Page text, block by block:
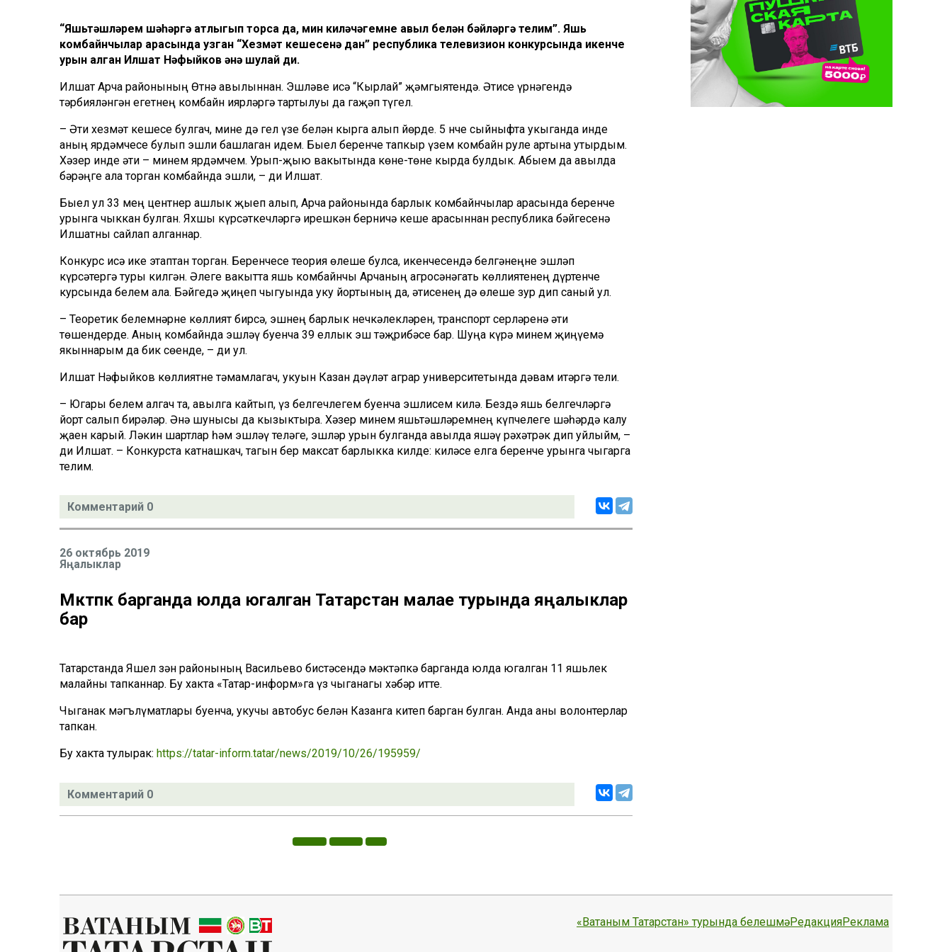
“Яшьтәшләрем шәһәргә атлыгып торса да, мин киләчәгемне авыл белән бәйләргә телим”. Яшь
комбайнчылар арасында узган “Хезмәт кешесенә дан” республика телевизион конкурсында икенче
урын алган Илшат Нәфыйков әнә шулай ди.
Илшат Арча районының Өтнә авылыннан. Эшләве исә “Кырлай” җәмгыятендә. Әтисе үрнәгендә
тәрбияләнгән егетнең комбайн иярләргә тартылуы да гаҗәп түгел.
– Әти хезмәт кешесе булгач, мине дә гел үзе белән кырга алып йөрде. 5 нче сыйныфта укыганда инде
аның ярдәмчесе булып эшли башлаган идем. Быел беренче тапкыр үзем комбайн руле артына утырдым.
Хәзер инде әти – минем ярдәмчем. Урып-җыю вакытында көне-төне кырда булдык. Абыем да авылда
бәрәңге ала торган комбайнда эшли, – ди Илшат.
Быел ул 33 мең центнер ашлык җыеп алып, Арча районында барлык комбайнчылар арасында беренче
урынга чыккан булган. Яхшы күрсәткечләргә ирешкән берничә кеше арасыннан республика бәйгесенә
Илшатны сайлап алганнар.
Конкурс исә ике этаптан торган. Беренчесе теория өлеше булса, икенчесендә белгәнеңне эшләп
күрсәтергә туры килгән. Әлеге вакытта яшь комбайнчы Арчаның агросәнәгать көллиятенең дүртенче
курсында белем ала. Бәйгедә җиңеп чыгуында уку йортының да, әтисенең дә өлеше зур дип саный ул.
– Теоретик белемнәрне көллият бирсә, эшнең барлык нечкәлекләрен, транспорт серләренә әти
төшендерде. Аның комбайнда эшләү буенча 39 еллык эш тәҗрибәсе бар. Шуңа күрә минем җиңүемә
якыннарым да бик сөенде, – ди ул.
Илшат Нәфыйков көллиятне тәмамлагач, укуын Казан дәүләт аграр университетында дәвам итәргә тели.
– Югары белем алгач та, авылга кайтып, үз белгечлегем буенча эшлисем килә. Бездә яшь белгечләргә
йорт салып бирәләр. Әнә шунысы да кызыктыра. Хәзер минем яшьтәшләремнең күпчелеге шәһәрдә калу
җаен карый. Ләкин шартлар һәм эшләү теләге, эшләр урын булганда авылда яшәү рәхәтрәк дип уйлыйм, –
ди Илшат. – Конкурста катнашкач, тагын бер максат барлыкка килде: киләсе елга беренче урынга чыгарга
телим.
Комментарий 0
26 октябрь 2019
Яңалыклар
Мәктәпкә барганда юлда югалган Татарстан малае турында яңалыклар
бар
Татарстанда Яшел Үзән районының Васильево бистәсендә мәктәпкә барганда юлда югалган 11 яшьлек
малайны тапканнар. Бу хакта «Татар-информ»га үз чыганагы хәбәр итте.
Чыганак мәгълүматлары буенча, укучы автобус белән Казанга китеп барган булган. Анда аны волонтерлар
тапкан.
Бу хакта тулырак: https://tatar-inform.tatar/news/2019/10/26/195959/
Комментарий 0
«Ватаным Татарстан» турында белешмәРедакцияРеклама